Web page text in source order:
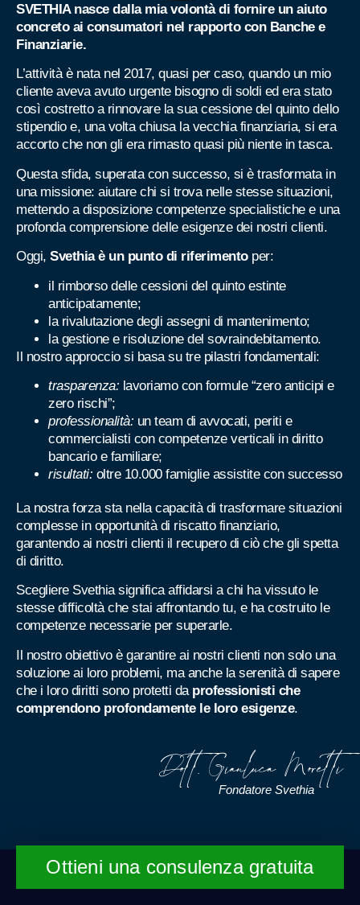
SVETHIA nasce dalla mia volontà di fornire un aiuto
concreto ai consumatori nel rapporto con Banche e
Finanziarie.
L’attività è nata nel 2017, quasi per caso, quando un mio
cliente aveva avuto urgente bisogno di soldi ed era stato
così costretto a rinnovare la sua cessione del quinto dello
stipendio e, una volta chiusa la vecchia finanziaria, si era
accorto che non gli era rimasto quasi più niente in tasca.
Questa sfida, superata con successo, si è trasformata in
una missione: aiutare chi si trova nelle stesse situazioni,
mettendo a disposizione competenze specialistiche e una
profonda comprensione delle esigenze dei nostri clienti.
Oggi, Svethia è un punto di riferimentoper:
il rimborso delle cessioni del quinto estinte
anticipatamente;
la rivalutazione degli assegni di mantenimento;
la gestione e risoluzione del sovraindebitamento.
Il nostro approccio si basa su tre pilastri fondamentali:
trasparenza: lavoriamo con formule “zero anticipi e
zero rischi”;
professionalità: un team di avvocati, periti e
commercialisti con competenze verticali in diritto
bancario e familiare;
risultati: oltre 10.000 famiglie assistite con successo
La nostra forza sta nella capacità di trasformare situazioni
complesse in opportunità di riscatto finanziario,
garantendo ai nostri clienti il recupero di ciò che gli spetta
di diritto.
Scegliere Svethia significa affidarsi a chi ha vissuto le
stesse difficoltà che stai affrontando tu, e ha costruito le
competenze necessarie per superarle.
Il nostro obiettivo è garantire ai nostri clienti non solo una
soluzione ai loro problemi, ma anche la serenità di sapere
che i loro diritti sono protetti da professionisti che
comprendono profondamente le loro esigenze.
Fondatore Svethia
Ottieni una consulenza gratuita